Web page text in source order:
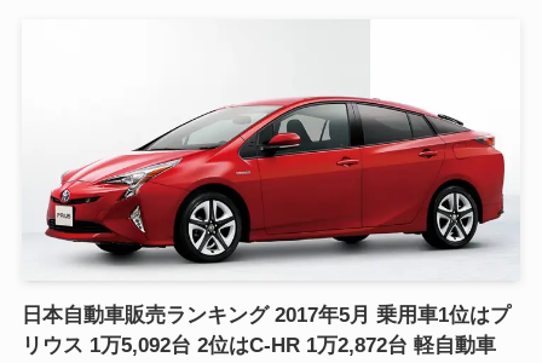
日本自動車販売ランキング 2017年5月 乗用車1位はプ
リウス 1万5,092台 2位はC-HR 1万2,872台 軽自動車